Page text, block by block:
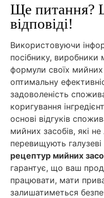
Ще питання?
відповіді!
Використовуючи
посібнику,
формули своїх мийних
оптимальну
задоволеність
коригування
основі відгуків
мийних засобів, які
перевищують
рецептур мийних
гарантує, що ваш
працювати, мати
залишатиметься